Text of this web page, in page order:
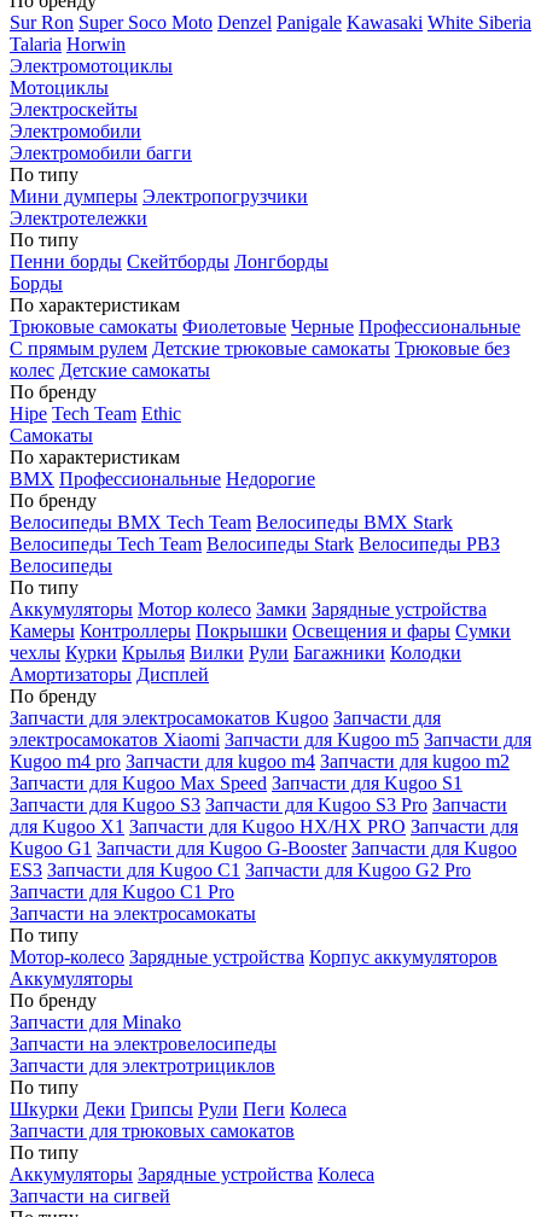
Sur Ron Super Soco Moto Denzel Panigale Kawasaki White Siberia
Talaria Horwin
Электромотоциклы
Мотоциклы
Электроскейты
Электромобили
Электромобили багги
По типу
Мини думперы Электропогрузчики
Электротележки
По типу
Пенни борды Скейтборды Лонгборды
Борды
По характеристикам
Трюковые самокаты Фиолетовые Черные Профессиональные
С прямым рулем Детские трюковые самокаты Трюковые без
колес Детские самокаты
По бренду
Hipe Tech Team Ethic
Самокаты
По характеристикам
BMX Профессиональные Недорогие
По бренду
Велосипеды BMX Tech Team Велосипеды BMX Stark
Велосипеды Tech Team Велосипеды Stark Велосипеды РВЗ
Велосипеды
По типу
Аккумуляторы Мотор колесо Замки Зарядные устройства
Камеры Контроллеры Покрышки Освещения и фары Сумки
чехлы Курки Крылья Вилки Рули Багажники Колодки
Амортизаторы Дисплей
По бренду
Запчасти для электросамокатов Kugoo Запчасти для
электросамокатов Xiaomi Запчасти для Kugoo m5 Запчасти для
Кugoo m4 pro Запчасти для kugoo m4 Запчасти для kugoo m2
Запчасти для Kugoo Max Speed Запчасти для Kugoo S1
Запчасти для Kugoo S3 Запчасти для Kugoo S3 Pro Запчасти
для Kugoo X1 Запчасти для Kugoo HX/HX PRO Запчасти для
Kugoo G1 Запчасти для Kugoo G-Booster Запчасти для Kugoo
ES3 Запчасти для Kugoo C1 Запчасти для Kugoo G2 Pro
Запчасти для Kugoo C1 Pro
Запчасти на электросамокаты
По типу
Мотор-колесо Зарядные устройства Корпус аккумуляторов
Аккумуляторы
По бренду
Запчасти для Minako
Запчасти на электровелосипеды
Запчасти для электротрициклов
По типу
Шкурки Деки Грипсы Рули Пеги Колеса
Запчасти для трюковых самокатов
По типу
Аккумуляторы Зарядные устройства Колеса
Запчасти на сигвей